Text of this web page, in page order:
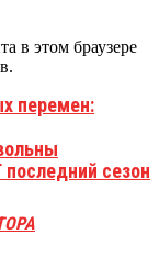
в этом браузере
перемен:
сезон